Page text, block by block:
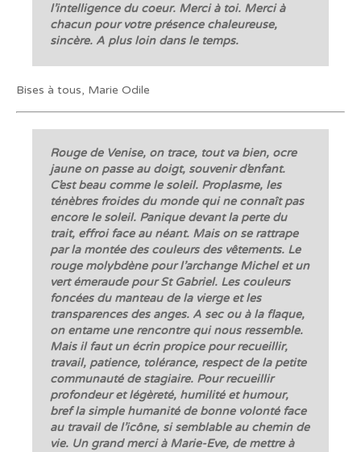
l’intelligence du coeur. Merci à toi. Merci à
chacun pour votre présence chaleureuse,
sincère. A plus loin dans le temps.
Bises à tous, Marie Odile
Rouge de Venise, on trace, tout va bien, ocre
jaune on passe au doigt, souvenir d’enfant.
C’est beau comme le soleil. Proplasme, les
ténèbres froides du monde qui ne connaît pas
encore le soleil. Panique devant la perte du
trait, effroi face au néant. Mais on se rattrape
par la montée des couleurs des vêtements. Le
rouge molybdène pour l’archange Michel et un
vert émeraude pour St Gabriel. Les couleurs
foncées du manteau de la vierge et les
transparences des anges. A sec ou à la flaque,
on entame une rencontre qui nous ressemble.
Mais il faut un écrin propice pour recueillir,
travail, patience, tolérance, respect de la petite
communauté de stagiaire. Pour recueillir
profondeur et légèreté, humilité et humour,
bref la simple humanité de bonne volonté face
au travail de l’icône, si semblable au chemin de
vie. Un grand merci à Marie-Eve, de mettre à